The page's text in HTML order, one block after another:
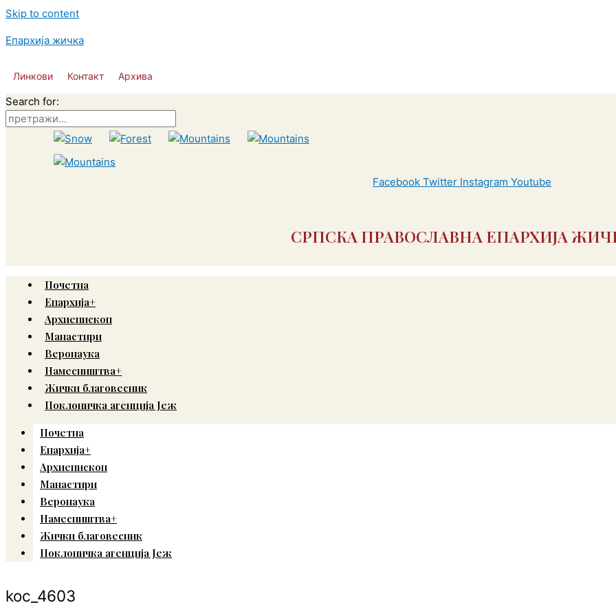
Skip to content
Епархија жичка
Линкови Контакт Архива
Search for:
Facebook Twitter Instagram Youtube
СРПСКА ПРАВОСЛАВНА ЕПАРХИЈА
Почетна
Епархија+
Архиепископ
Манастири
Веронаука
Намесништва+
Жички благовесник
Поклоничка агенција Јеж
Почетна
Епархија+
Архиепископ
Манастири
Веронаука
Намесништва+
Жички благовесник
Поклоничка агенција Јеж
koc_4603